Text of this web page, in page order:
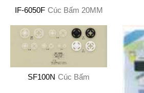
IF-6050F Cúc Bấm 20MM
SF100N Cúc Bấm